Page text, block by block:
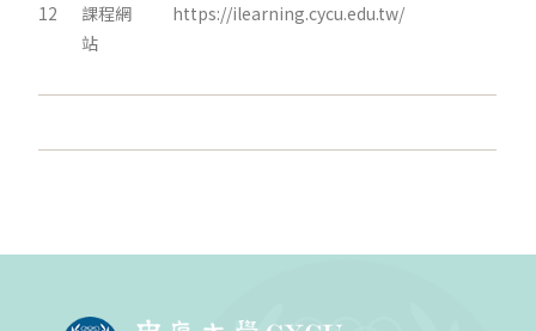
12
課程網
站
https://ilearning.cycu.edu.tw/